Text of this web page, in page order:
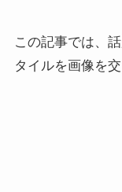
この記事では、
タイルを画像を